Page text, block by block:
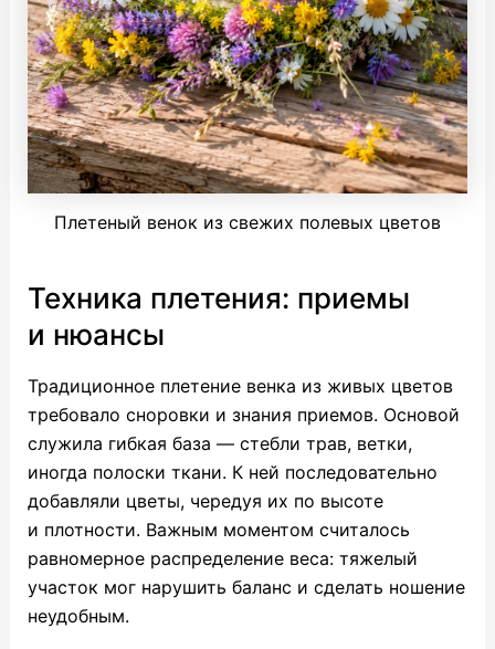
Плетеный венок из свежих полевых цветов
Техника плетения: приемы
и нюансы
Традиционное плетение венка из живых цветов
требовало сноровки и знания приемов. Основой
служила гибкая база — стебли трав, ветки,
иногда полоски ткани. К ней последовательно
добавляли цветы, чередуя их по высоте
и плотности. Важным моментом считалось
равномерное распределение веса: тяжелый
участок мог нарушить баланс и сделать ношение
неудобным.